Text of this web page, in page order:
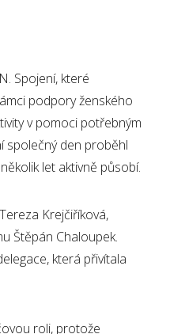
Spojení, které
podpory ženského
v pomoci potřebným
společný den proběhl
let aktivně působí.
Krejčiříková,
Štěpán Chaloupek.
která přivítala
roli, protože